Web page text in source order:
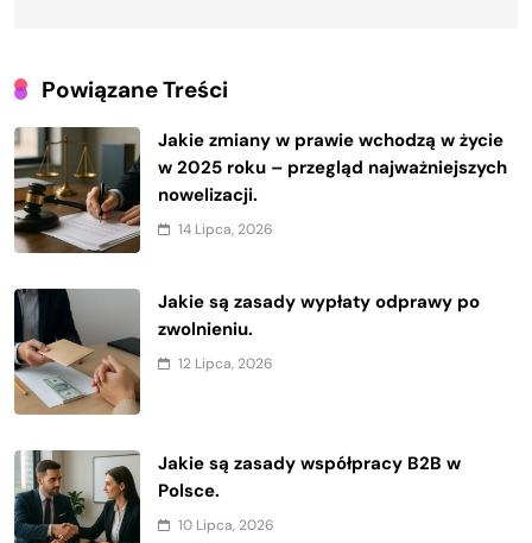
Powiązane Treści
Jakie zmiany w prawie wchodzą w życie
w 2025 roku – przegląd najważniejszych
nowelizacji.
14 Lipca, 2026
Jakie są zasady wypłaty odprawy po
zwolnieniu.
12 Lipca, 2026
Jakie są zasady współpracy B2B w
Polsce.
10 Lipca, 2026